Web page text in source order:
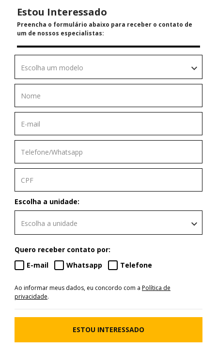
Estou Interessado
Preencha o formulário abaixo para receber o contato de
um de nossos especialistas:
Escolha um modelo
Escolha a unidade:
Escolha a unidade
Quero receber contato por:
E-mail
Whatsapp Telefone
Ao informar meus dados, eu concordo com a Política de
privacidade.
ESTOU INTERESSADO